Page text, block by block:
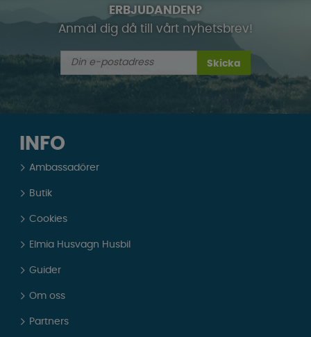
ERBJUDANDEN?
Anmäl dig då till vårt nyhetsbrev!
Skicka
INFO
Ambassadörer
Butik
Cookies
Elmia Husvagn Husbil
Guider
Om oss
Partners